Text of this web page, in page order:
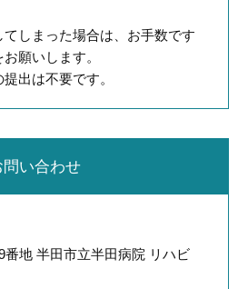
しまった場合は、お手数です
願いします。
出は不要です。
問い合わせ
番地 半田市立半田病院 リハビ